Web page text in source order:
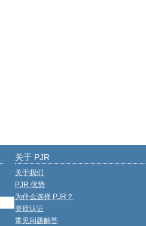
关于 PJR
关于我们
PJR 优势
为什么选择 PJR？
资质认证
常见问题解答